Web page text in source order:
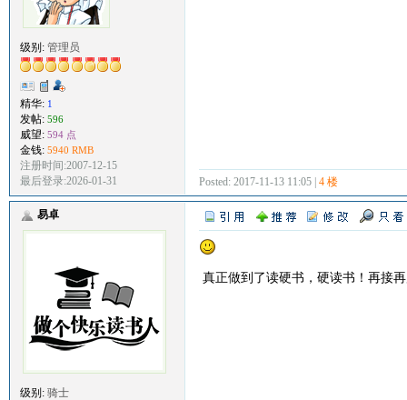
级别: 管理员
精华: 1
发帖: 596
威望: 594 点
金钱: 5940 RMB
注册时间:2007-12-15
最后登录:2026-01-31
Posted: 2017-11-13 11:05 | 4 楼
易卓
级别: 骑士
真正做到了读硬书，硬读书！再接